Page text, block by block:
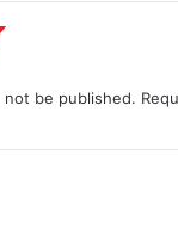
not be published.